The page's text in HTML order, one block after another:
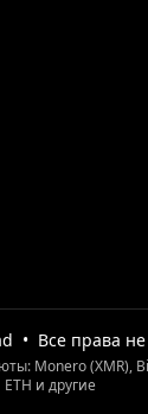
• Все права
Monero (XMR),
ETH и другие